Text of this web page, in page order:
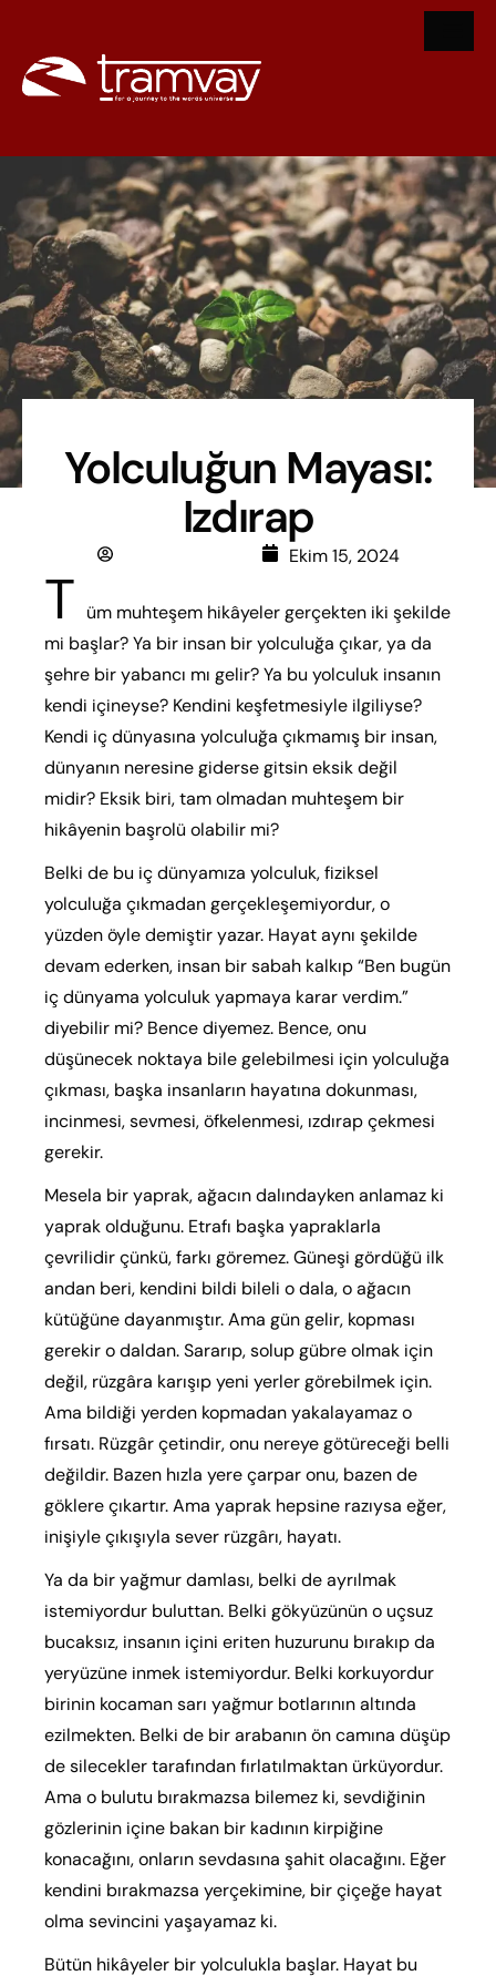
Yolculuğun Mayası:
Izdırap
Ekim 15, 2024
T üm muhteşem hikâyeler gerçekten iki şekilde
mi başlar? Ya bir insan bir yolculuğa çıkar, ya da
şehre bir yabancı mı gelir? Ya bu yolculuk insanın
kendi içineyse? Kendini keşfetmesiyle ilgiliyse?
Kendi iç dünyasına yolculuğa çıkmamış bir insan,
dünyanın neresine giderse gitsin eksik değil
midir? Eksik biri, tam olmadan muhteşem bir
hikâyenin başrolü olabilir mi?
Belki de bu iç dünyamıza yolculuk, fiziksel
yolculuğa çıkmadan gerçekleşemiyordur, o
yüzden öyle demiştir yazar. Hayat aynı şekilde
devam ederken, insan bir sabah kalkıp “Ben bugün
iç dünyama yolculuk yapmaya karar verdim.”
diyebilir mi? Bence diyemez. Bence, onu
düşünecek noktaya bile gelebilmesi için yolculuğa
çıkması, başka insanların hayatına dokunması,
incinmesi, sevmesi, öfkelenmesi, ızdırap çekmesi
gerekir.
Mesela bir yaprak, ağacın dalındayken anlamaz ki
yaprak olduğunu. Etrafı başka yapraklarla
çevrilidir çünkü, farkı göremez. Güneşi gördüğü ilk
andan beri, kendini bildi bileli o dala, o ağacın
kütüğüne dayanmıştır. Ama gün gelir, kopması
gerekir o daldan. Sararıp, solup gübre olmak için
değil, rüzgâra karışıp yeni yerler görebilmek için.
Ama bildiği yerden kopmadan yakalayamaz o
fırsatı. Rüzgâr çetindir, onu nereye götüreceği belli
değildir. Bazen hızla yere çarpar onu, bazen de
göklere çıkartır. Ama yaprak hepsine razıysa eğer,
inişiyle çıkışıyla sever rüzgârı, hayatı.
Ya da bir yağmur damlası, belki de ayrılmak
istemiyordur buluttan. Belki gökyüzünün o uçsuz
bucaksız, insanın içini eriten huzurunu bırakıp da
yeryüzüne inmek istemiyordur. Belki korkuyordur
birinin kocaman sarı yağmur botlarının altında
ezilmekten. Belki de bir arabanın ön camına düşüp
de silecekler tarafından fırlatılmaktan ürküyordur.
Ama o bulutu bırakmazsa bilemez ki, sevdiğinin
gözlerinin içine bakan bir kadının kirpiğine
konacağını, onların sevdasına şahit olacağını. Eğer
kendini bırakmazsa yerçekimine, bir çiçeğe hayat
olma sevincini yaşayamaz ki.
Bütün hikâyeler bir yolculukla başlar. Hayat bu